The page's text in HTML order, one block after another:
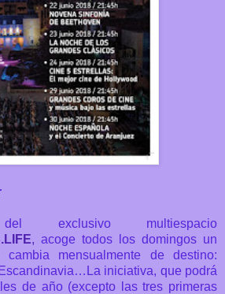
exclusivo multiespacio
, acoge todos los domingos un
mensualmente de destino:
La iniciativa, que podrá
de año (excepto las tres primeras